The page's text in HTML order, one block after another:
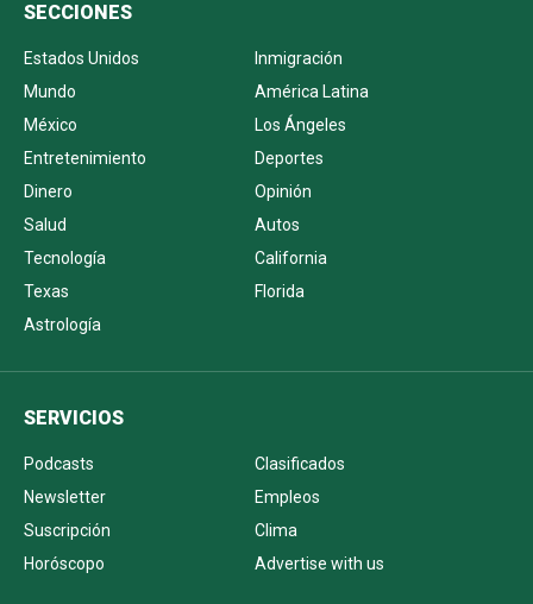
SECCIONES
Estados Unidos
Inmigración
Mundo
América Latina
México
Los Ángeles
Entretenimiento
Deportes
Dinero
Opinión
Salud
Autos
Tecnología
California
Texas
Florida
Astrología
SERVICIOS
Podcasts
Clasificados
Newsletter
Empleos
Suscripción
Clima
Horóscopo
Advertise with us